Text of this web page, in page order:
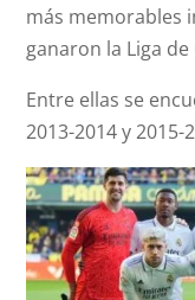
más memorables
ganaron la Liga de
Entre ellas se
2013-2014 y 2015-